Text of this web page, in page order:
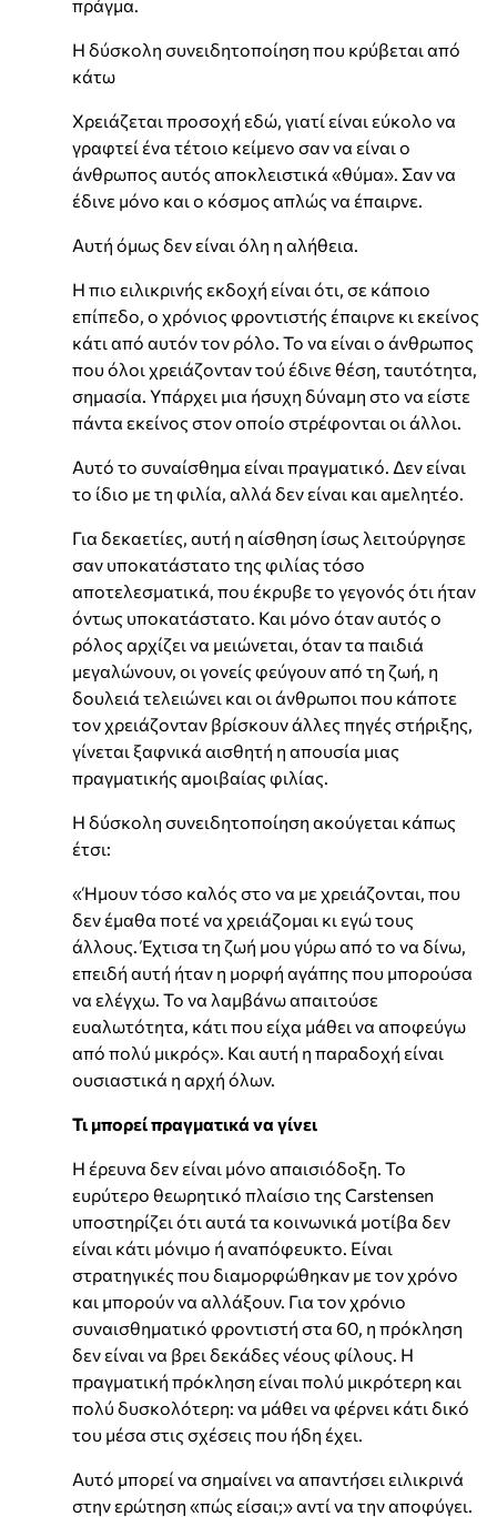
πράγμα.
Η δύσκολη συνειδητοποίηση που κρύβεται από
κάτω
Χρειάζεται προσοχή εδώ, γιατί είναι εύκολο να
γραφτεί ένα τέτοιο κείμενο σαν να είναι ο
άνθρωπος αυτός αποκλειστικά «θύμα». Σαν να
έδινε μόνο και ο κόσμος απλώς να έπαιρνε.
Αυτή όμως δεν είναι όλη η αλήθεια.
Η πιο ειλικρινής εκδοχή είναι ότι, σε κάποιο
επίπεδο, ο χρόνιος φροντιστής έπαιρνε κι εκείνος
κάτι από αυτόν τον ρόλο. Το να είναι ο άνθρωπος
που όλοι χρειάζονταν τού έδινε θέση, ταυτότητα,
σημασία. Υπάρχει μια ήσυχη δύναμη στο να είστε
πάντα εκείνος στον οποίο στρέφονται οι άλλοι.
Αυτό το συναίσθημα είναι πραγματικό. Δεν είναι
το ίδιο με τη φιλία, αλλά δεν είναι και αμελητέο.
Για δεκαετίες, αυτή η αίσθηση ίσως λειτούργησε
σαν υποκατάστατο της φιλίας τόσο
αποτελεσματικά, που έκρυβε το γεγονός ότι ήταν
όντως υποκατάστατο. Και μόνο όταν αυτός ο
ρόλος αρχίζει να μειώνεται, όταν τα παιδιά
μεγαλώνουν, οι γονείς φεύγουν από τη ζωή, η
δουλειά τελειώνει και οι άνθρωποι που κάποτε
τον χρειάζονταν βρίσκουν άλλες πηγές στήριξης,
γίνεται ξαφνικά αισθητή η απουσία μιας
πραγματικής αμοιβαίας φιλίας.
Η δύσκολη συνειδητοποίηση ακούγεται κάπως
έτσι:
«Ήμουν τόσο καλός στο να με χρειάζονται, που
δεν έμαθα ποτέ να χρειάζομαι κι εγώ τους
άλλους. Έχτισα τη ζωή μου γύρω από το να δίνω,
επειδή αυτή ήταν η μορφή αγάπης που μπορούσα
να ελέγχω. Το να λαμβάνω απαιτούσε
ευαλωτότητα, κάτι που είχα μάθει να αποφεύγω
από πολύ μικρός». Και αυτή η παραδοχή είναι
ουσιαστικά η αρχή όλων.
Τι μπορεί πραγματικά να γίνει
Η έρευνα δεν είναι μόνο απαισιόδοξη. Το
ευρύτερο θεωρητικό πλαίσιο της Carstensen
υποστηρίζει ότι αυτά τα κοινωνικά μοτίβα δεν
είναι κάτι μόνιμο ή αναπόφευκτο. Είναι
στρατηγικές που διαμορφώθηκαν με τον χρόνο
και μπορούν να αλλάξουν. Για τον χρόνιο
συναισθηματικό φροντιστή στα 60, η πρόκληση
δεν είναι να βρει δεκάδες νέους φίλους. Η
πραγματική πρόκληση είναι πολύ μικρότερη και
πολύ δυσκολότερη: να μάθει να φέρνει κάτι δικό
του μέσα στις σχέσεις που ήδη έχει.
Αυτό μπορεί να σημαίνει να απαντήσει ειλικρινά
στην ερώτηση «πώς είσαι;» αντί να την αποφύγει.